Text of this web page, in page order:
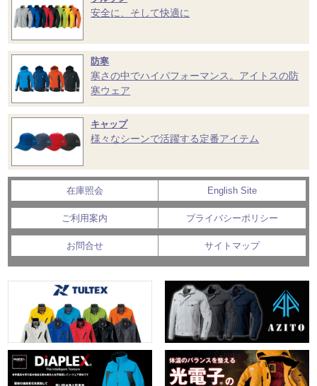
安全に、そして快適に
防寒
寒さの中でハイパフォーマンス。アイトスの防
寒ウェア
キャップ
様々なシーンで活躍する定番アイテム
在庫照会 English Site
ご利用案内 プライバシーポリシー
お問合せ サイトマップ